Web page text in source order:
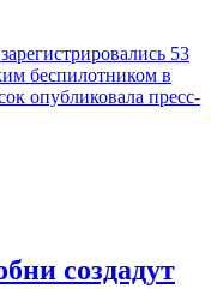
53
беспилотником в
опубликовала пресс-
создадут